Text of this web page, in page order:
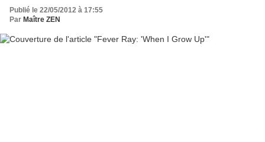
Publié le 22/05/2012 à 17:55
Par Maître ZEN